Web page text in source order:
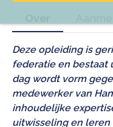
Deze opleiding is
federatie en bestaat
dag wordt vorm
medewerker van
inhoudelijke
uitwisseling en leren